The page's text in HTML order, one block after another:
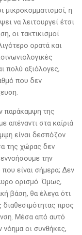
μικροκομματισμοί, η
να λειτουργεί έτσι
οι τακτικισμοί
ορατά και
πολύ αξιόλογες,
που δεν
παράκαμψη της
απέναντι στα καίριά
είναι δεσπόζον
της χώρας δεν
την
είναι σήμερα; Δεν
ορισμό. Όμως,
βάση, θα έλεγα ότι
διαθεσιμότητας προς
Μέσα από αυτό
νόημα οι συνθήκες,